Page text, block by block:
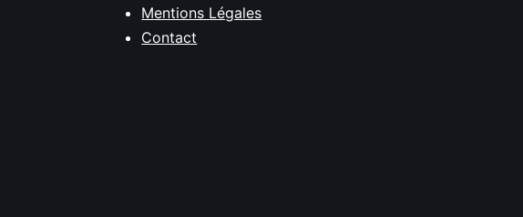
Mentions Légales
Contact